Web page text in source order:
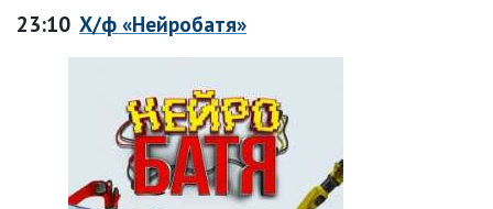
23:10 Х/ф «Нейробатя»